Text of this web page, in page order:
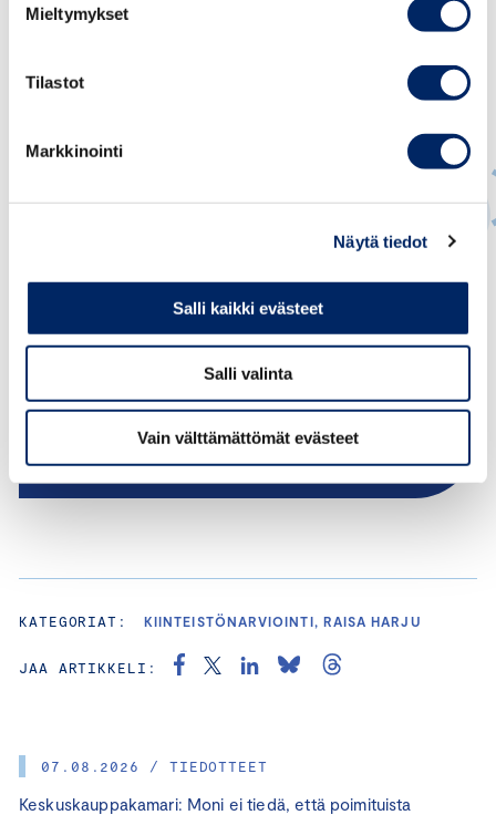
Mieltymykset
Tilastot
Markkinointi
Näytä tiedot
Salli kaikki evästeet
Salli valinta
Vain välttämättömät evästeet
07.08.2026 / TIEDOTTEET
Keskuskauppakamari: Moni ei tiedä, että poimituista
Raisa Harju
KATEGORIAT: KIINTEISTÖNARVIOINTI, RAISA HARJU
JAA ARTIKKELI: